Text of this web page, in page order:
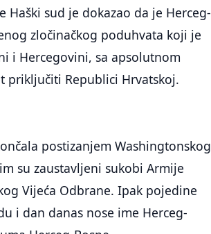
Haški sud je dokazao da je Herceg-
zločinačkog poduhvata koji je
i Hercegovini, sa apsolutnom
priključiti Republici Hrvatskoj.
postizanjem Washingtonskog
su zaustavljeni sukobi Armije
Vijeća Odbrane. Ipak pojedine
i dan danas nose ime Herceg-